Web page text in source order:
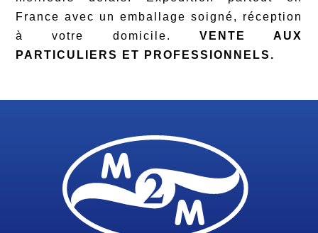
France avec un emballage soigné, réception
à votre domicile. VENTE AUX
PARTICULIERS ET PROFESSIONNELS.